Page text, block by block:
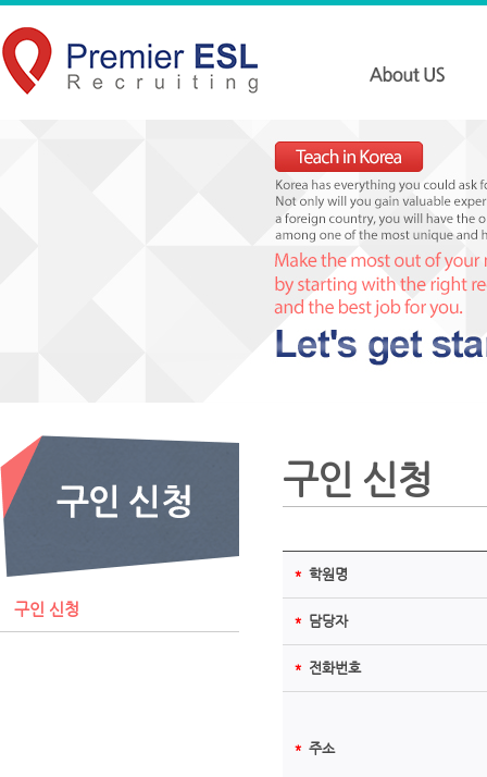
구인 신청
구인 신청
＊ 학원명
＊ 담당자
＊ 전화번호
＊ 주소